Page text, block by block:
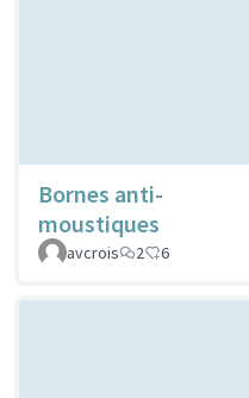
Bornes anti-
moustiques
avcrois
2 6